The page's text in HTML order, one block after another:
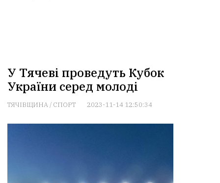
У Тячеві проведуть Кубок
України серед молоді
ТЯЧІВЩИНА/ СПОРТ 2023-11-14 12:50:34